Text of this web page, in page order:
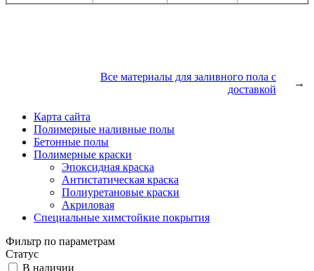
Все материалы для заливного пола с
доставкой
→
Карта сайта
Полимерные наливные полы
Бетонные полы
Полимерные краски
Эпоксидная краска
Антистатическая краска
Полиуретановые краски
Акриловая
Специальные химстойкие покрытия
Фильтр по параметрам
Статус
В наличии